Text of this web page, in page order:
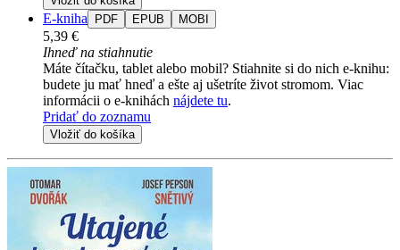
E-kniha PDF EPUB MOBI
5,39 €
Ihneď na stiahnutie
Máte čítačku, tablet alebo mobil? Stiahnite si do nich e-knihu:
budete ju mať hneď a ešte aj ušetríte život stromom. Viac
informácii o e-knihách nájdete tu.
Pridať do zoznamu
Vložiť do košíka